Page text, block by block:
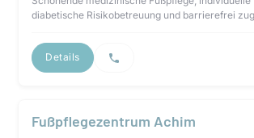
diabetische Risikobetreuung und barrierefrei
Details
Fußpflegezentrum Achim